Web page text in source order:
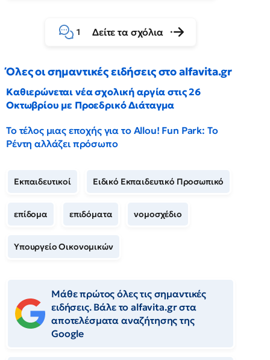
1 Δείτε τα σχόλια
Όλες οι σημαντικές ειδήσεις στο alfavita.gr
Καθιερώνεται νέα σχολική αργία στις 26
Οκτωβρίου με Προεδρικό Διάταγμα
Το τέλος μιας εποχής για το Allou! Fun Park: Το
Ρέντη αλλάζει πρόσωπο
Εκπαιδευτικοί Ειδικό Εκπαιδευτικό Προσωπικό
επίδομα επιδόματα νομοσχέδιο
Υπουργείο Οικονομικών
Μάθε πρώτος όλες τις σημαντικές
ειδήσεις. Βάλε το alfavita.gr στα
αποτελέσματα αναζήτησης της
Google